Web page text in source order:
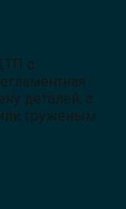
с
деталей, а
груженым